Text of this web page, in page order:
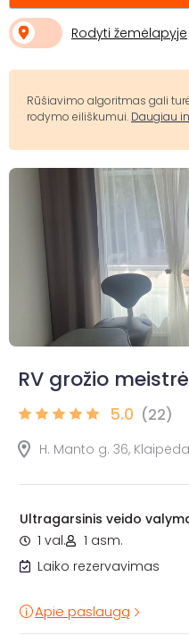
Rodyti žemėlapyje
Rūšiavimo algoritmas gali
rodymo eiliškumui. Daugiau
RV grožio meistrė
5.0 (22)
H. Manto g. 36, Klaipėda
Ultragarsinis veido
1 val.
1 asm.
Laiko rezervavimas
Apie paslaugą